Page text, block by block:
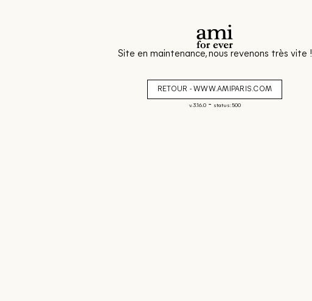
Site en maintenance, nous revenons très vite !
RETOUR - WWW.AMIPARIS.COM
v. 3.16.0- status: 500